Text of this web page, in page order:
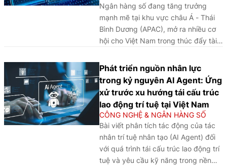
Ngân hàng số đang tăng trưởng
mạnh mẽ tại khu vực châu Á - Thái
Bình Dương (APAC), mở ra nhiều cơ
hội cho Việt Nam trong thúc đẩy tài
ngành Ngân hàng, đồng thời đặt ra
yêu cầu hoàn thiện khung pháp lý,
tăng cường an ninh dữ liệu và phát
triển hệ sinh thái tài chính số theo
hướng bền vững.
Phát triển nguồn nhân lực
trong kỷ nguyên AI Agent: Ứng
xử trước xu hướng tái cấu trúc
lao động trí tuệ tại Việt Nam
CÔNG NGHỆ & NGÂN HÀNG SỐ
Bài viết phân tích tác động của tác
nhân trí tuệ nhân tạo (AI Agent) đối
với quá trình tái cấu trúc lao động trí
tuệ và yêu cầu kỹ năng trong nền